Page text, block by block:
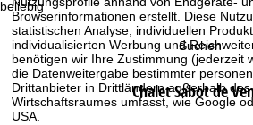
Browserinformationen erstellt. Diese
statistischen Analyse, individuellen
individualisierten Werbung und
benötigen wir Ihre Zustimmung (jederzeit
die Datenweitergabe bestimmter
Drittanbieter in Drittländern außerhalb
Wirtschaftsraumes umfasst, wie Google
USA.
beliebig
Suchen
Chalet Sabot de